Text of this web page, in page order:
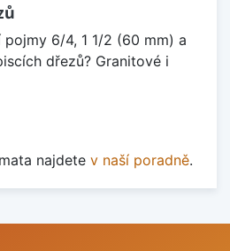
6/4, 1 1/2 (60 mm) a
dřezů? Granitové i
najdete v naší poradně.